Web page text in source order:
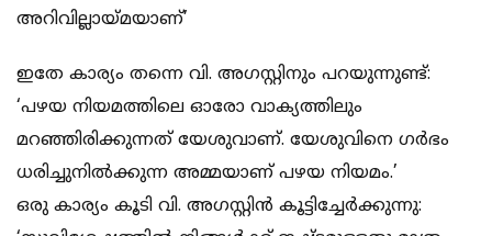
അറിവില്ലായ്മയാണ്’
ഇതേ കാര്യം തന്നെ വി. അഗസ്റ്റിനും പറയുന്നുണ്ട്:
‘പഴയ നിയമത്തിലെ ഓരോ വാക്യത്തിലും
മറഞ്ഞിരിക്കുന്നത് യേശുവാണ്. യേശുവിനെ ഗര്‍ഭം
ധരിച്ചുനില്‍ക്കുന്ന അമ്മയാണ് പഴയ നിയമം.’
ഒരു കാര്യം കൂടി വി. അഗസ്റ്റിന്‍ കൂട്ടിച്ചേര്‍ക്കുന്നു: